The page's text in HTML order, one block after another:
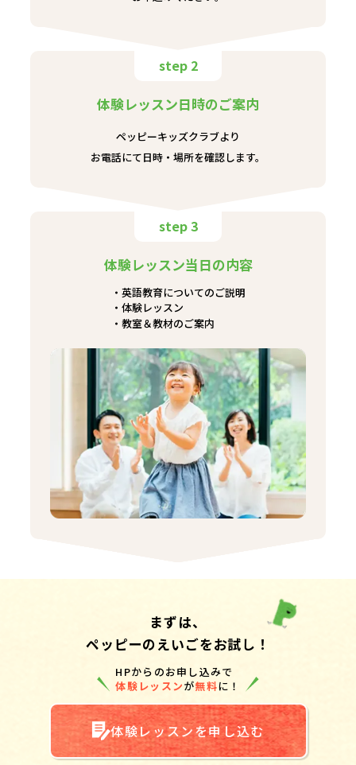
step 2
体験レッスン日時のご案内
ペッピーキッズクラブより
お電話にて日時・場所を確認します。
step 3
体験レッスン当日の内容
英語教育についてのご説明
体験レッスン
教室＆教材のご案内
まずは、
ペッピーのえいごをお試し！
HPからのお申し込みで
体験レッスンが無料に！
体験レッスンを申し込む